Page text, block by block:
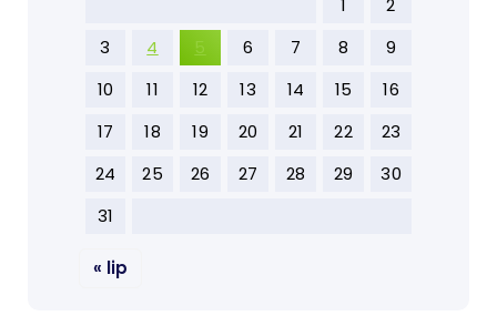
1
2
3
4 5 6 7 8
9
10
11 12 13 14 15
16
17
18 19 20 21 22
23
24
25 26 27 28 29
30
31
« lip